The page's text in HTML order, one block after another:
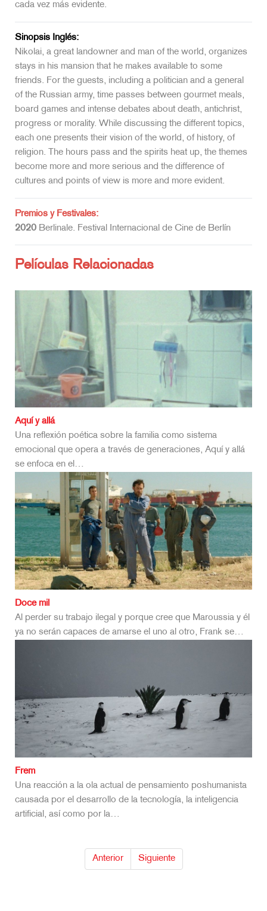
cada vez más evidente.
Sinopsis Inglés:
Nikolai, a great landowner and man of the world, organizes
stays in his mansion that he makes available to some
friends. For the guests, including a politician and a general
of the Russian army, time passes between gourmet meals,
board games and intense debates about death, antichrist,
progress or morality. While discussing the different topics,
each one presents their vision of the world, of history, of
religion. The hours pass and the spirits heat up, the themes
become more and more serious and the difference of
cultures and points of view is more and more evident.
Premios y Festivales:
2020 Berlinale. Festival Internacional de Cine de Berlín
Películas Relacionadas
Aquí y allá
Una reflexión poética sobre la familia como sistema
emocional que opera a través de generaciones, Aquí y allá
se enfoca en el…
Doce mil
Al perder su trabajo ilegal y porque cree que Maroussia y él
ya no serán capaces de amarse el uno al otro, Frank se…
Frem
Una reacción a la ola actual de pensamiento poshumanista
causada por el desarrollo de la tecnología, la inteligencia
artificial, así como por la…
Anterior Siguiente